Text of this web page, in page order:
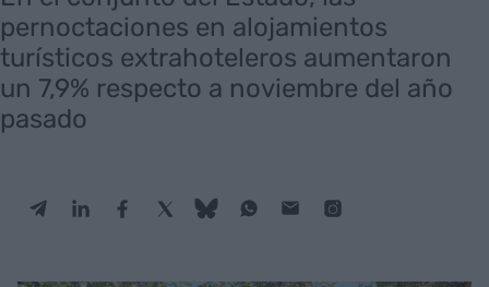
pernoctaciones en alojamientos
turísticos extrahoteleros aumentaron
un 7,9% respecto a noviembre del año
pasado